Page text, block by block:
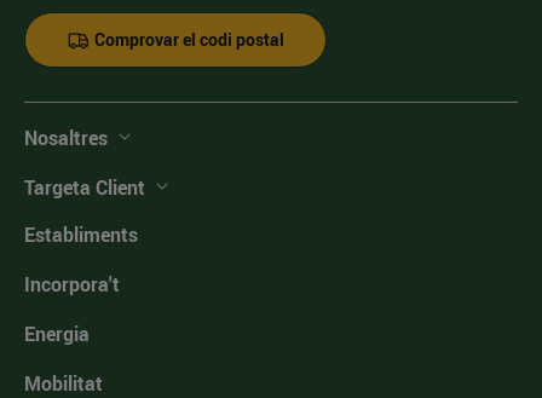
Comprovar el codi postal
Nosaltres
Targeta Client
Establiments
Incorpora't
Energia
Mobilitat